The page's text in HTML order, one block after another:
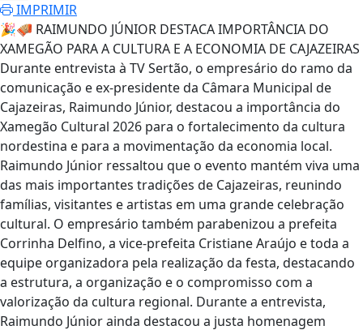
IMPRIMIR
🎉🪗 RAIMUNDO JÚNIOR DESTACA IMPORTÂNCIA DO
XAMEGÃO PARA A CULTURA E A ECONOMIA DE CAJAZEIRAS
Durante entrevista à TV Sertão, o empresário do ramo da
comunicação e ex-presidente da Câmara Municipal de
Cajazeiras, Raimundo Júnior, destacou a importância do
Xamegão Cultural 2026 para o fortalecimento da cultura
nordestina e para a movimentação da economia local.
Raimundo Júnior ressaltou que o evento mantém viva uma
das mais importantes tradições de Cajazeiras, reunindo
famílias, visitantes e artistas em uma grande celebração
cultural. O empresário também parabenizou a prefeita
Corrinha Delfino, a vice-prefeita Cristiane Araújo e toda a
equipe organizadora pela realização da festa, destacando
a estrutura, a organização e o compromisso com a
valorização da cultura regional. Durante a entrevista,
Raimundo Júnior ainda destacou a justa homenagem